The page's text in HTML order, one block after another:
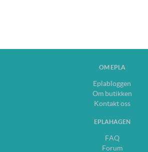
OM EPLA
Eplabloggen
Om butikken
Kontakt oss
EPLAHAGEN
FAQ
Forum